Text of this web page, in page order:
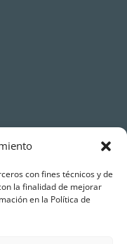
con fines técnicos y de
la finalidad de mejorar
en la Política de